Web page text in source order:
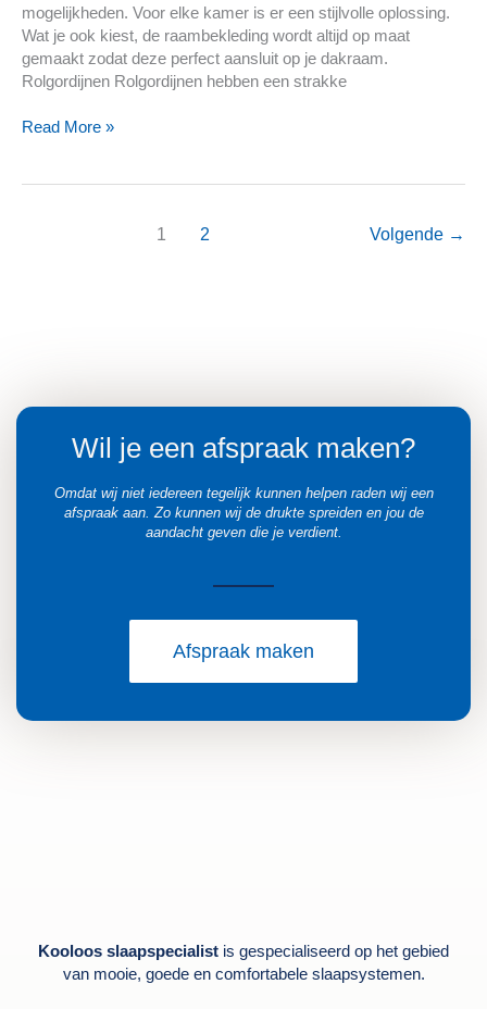
mogelijkheden. Voor elke kamer is er een stijlvolle oplossing.
Wat je ook kiest, de raambekleding wordt altijd op maat
gemaakt zodat deze perfect aansluit op je dakraam.
Rolgordijnen Rolgordijnen hebben een strakke
Read More »
1 2 Volgende →
Wil je een afspraak maken?
Omdat wij niet iedereen tegelijk kunnen helpen raden wij een
afspraak aan. Zo kunnen wij de drukte spreiden en jou de
aandacht geven die je verdient.
Afspraak maken
Kooloos slaapspecialist is gespecialiseerd op het gebied
van mooie, goede en comfortabele slaapsystemen.